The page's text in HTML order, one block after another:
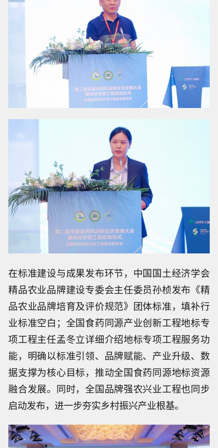
在标准建设与成果发布环节，中国国土经济学会
精品农业品牌建设专委会主任委员孙桢发布《精
品农业品牌培育及评价规范》团体标准，填补行
业标准空白；全国食药同源产业创新工程地标专
项工程主任孟冬立详细介绍地标专项工程服务功
能，明确以标准引领、品牌赋能、产业升级、数
据支撑为核心目标，推动全国食药同源地标资源
融合发展。同时，全国品牌强农兴业工程也同步
启动发布，进一步夯实乡村振兴产业根基。